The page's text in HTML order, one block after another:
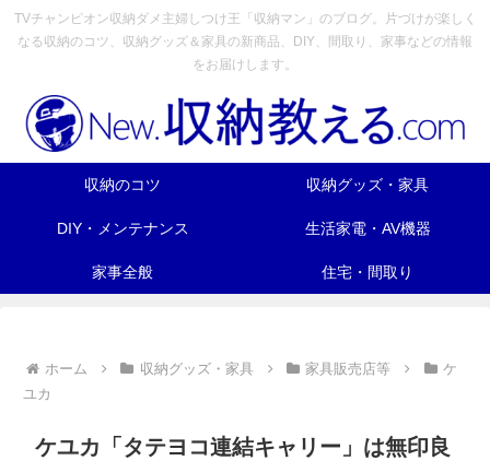
TVチャンピオン収納ダメ主婦しつけ王「収納マン」のブログ。片づけが楽しく
なる収納のコツ、収納グッズ＆家具の新商品、DIY、間取り、家事などの情報
をお届けします。
収納のコツ 収納グッズ・家具
DIY・メンテナンス 生活家電・AV機器
家事全般 住宅・間取り
ホーム 収納グッズ・家具 家具販売店等
ケ
ユカ
ケユカ「タテヨコ連結キャリー」は無印良